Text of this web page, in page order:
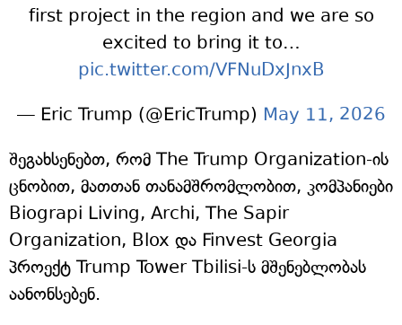
first project in the region and we are so
excited to bring it to…
pic.twitter.com/VFNuDxJnxB
— Eric Trump (@EricTrump) May 11, 2026
შეგახსენებთ, რომ The Trump Organization-ის
ცნობით, მათთან თანამშრომლობით, კომპანიები
Biograpi Living, Archi, The Sapir
Organization, Blox და Finvest Georgia
პროექტ Trump Tower Tbilisi-ს მშენებლობას
აანონსებენ.